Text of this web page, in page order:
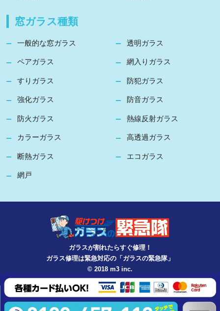
窓ガラス種類
一般的な窓ガラス 透明ガラス
ペアガラス 網入りガラス
すりガラス 防犯ガラス
強化ガラス 防音ガラス
防火ガラス 熱線反射ガラス
カラーガラス 高透過ガラス
断熱ガラス エコガラス
網戸
ガラスが割れたらすぐ修理！
ガラス修理は緊急対応の「ガラスの緊急隊」
© 2018 m3 inc.